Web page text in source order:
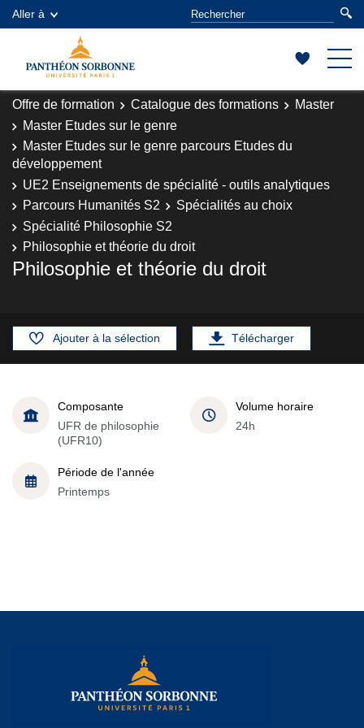
Aller à
Offre de formation Catalogue des formations
Master
Master Etudes sur le genre
Master Etudes sur le genre parcours Etudes du
développement
UE2 Enseignements de spécialité - outils analytiques
Parcours Humanités S2
Spécialités au choix
Spécialité Philosophie S2
Philosophie et théorie du droit
Philosophie et théorie du droit
Ajouter à la sélection Télécharger
Composante
UFR de philosophie
(UFR10)
Volume horaire
24h
Période de l'année
Printemps